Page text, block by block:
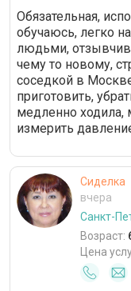
Обязательная,
обучаюсь, легко
людьми,
чему то новому,
соседкой в
приготовить,
медленно ходила,
измерить
Сиделка
вчера
Санкт-
Возраст:
Цена